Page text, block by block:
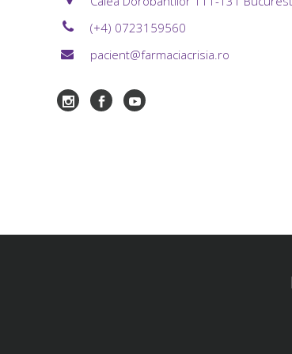
(+4) 0723159560
pacient@farmaciacrisia.ro